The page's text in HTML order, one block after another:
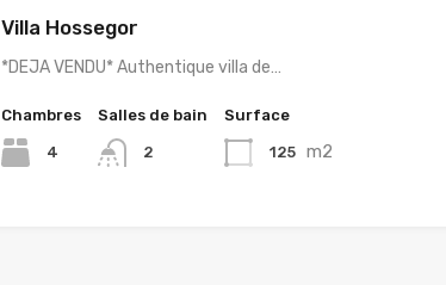
Villa Hossegor
*DEJA VENDU* Authentique villa de…
Chambres
4
Salles de bain
2
Surface
125 m2